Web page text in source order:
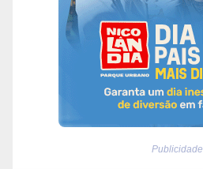
Publicidade